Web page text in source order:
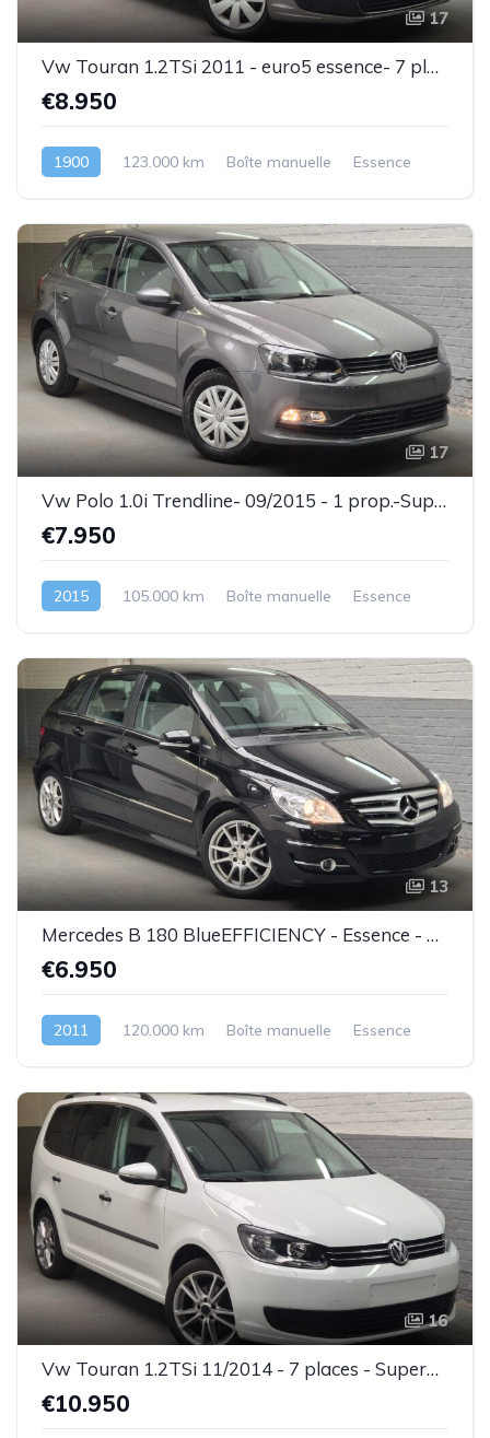
17
Vw Touran 1.2TSi 2011 - euro5 essence- 7 places - 1 prop .- Superbe état - Garantie
€8.950
1900 123.000 km Boîte manuelle Essence
17
Vw Polo 1.0i Trendline- 09/2015 - 1 prop.-Super état-Garantie
€7.950
2015 105.000 km Boîte manuelle Essence
13
Mercedes B 180 BlueEFFICIENCY - Essence - 04/2011 - Très bel état - Garantie
€6.950
2011 120.000 km Boîte manuelle Essence
16
Vw Touran 1.2TSi 11/2014 - 7 places - Superbe état - Garantie
€10.950